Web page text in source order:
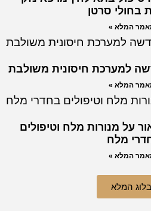
בחולי סרטן
המלא »
למערכת חיסונית משולבת
המלא »
על מנורות מלח וטיפולים
מלח
המלא »
המלא